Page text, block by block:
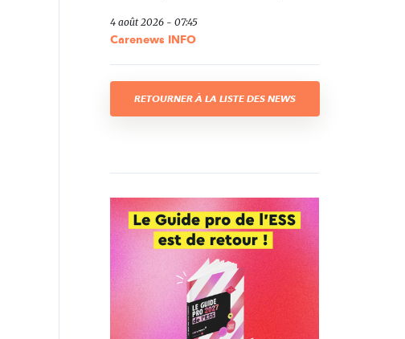
4 août 2026 - 07:45
Carenews INFO
RETOURNER À LA LISTE DES NEWS